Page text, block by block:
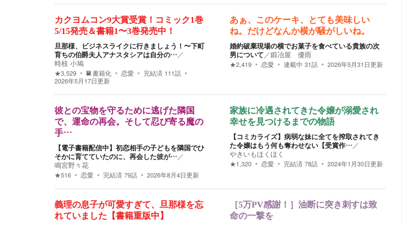
カクヨムコン9大賞受賞！コミック1巻
5/15発売＆書籍1〜3巻発売中！
旦那様、ビジネスライクに行きましょう！〜下町
育ちの伯爵夫人アナスタシアは自分の…／
時枝 小鳩
★3,529 書籍化 恋愛 完結済 111話
2026年5月17日更新
あぁ、このケーキ、とても美味しい
ね。だけどなんか横が騒がしいね。
婚約破棄現場の横でお菓子を食べている貴族の次
男について／鍛冶屋 優雨
★2,419 恋愛 連載中 31話 2026年5月31日更新
彼との宝物を守るために逃げた隣国
で、運命の再会。そして忍び寄る魔の
手…
【電子書籍配信中】初恋相手の子どもを隣国でひ
そかに育てていたのに、再会した彼が…／
鳴宮野々花
★516 恋愛 完結済 79話 2026年8月4日更新
家族に冷遇されてきた令嬢が溺愛され
幸せを見つけるまでの物語
【コミカライズ】病弱な妹に全てを搾取されてき
た令嬢はもう何も奪わせない【受賞作…／
やきいもほくほく
★1,320 恋愛 完結済 78話 2024年1月30日更新
義理の息子が可愛すぎて、旦那様を忘
れていました【書籍重版中】
［5万PV感謝！］油断に突き刺すは致
命の一撃を